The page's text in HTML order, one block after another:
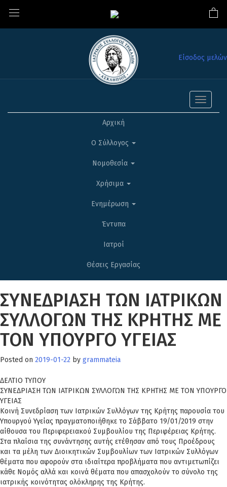
Είσοδος μελών
Toggle
Αρχική
Ο Σύλλογος
Νομοθεσία
Χρήσιμα
Ενημέρωση
Έντυπα
Ιατροί
Θέσεις Εργασίας
ΣΥΝΕΔΡΙΑΣΗ ΤΩΝ ΙΑΤΡΙΚΩΝ
ΣΥΛΛΟΓΩΝ ΤΗΣ ΚΡΗΤΗΣ ΜΕ
ΤΟΝ ΥΠΟΥΡΓΟ ΥΓΕΙΑΣ
Posted on 2019-01-22 by grammateia
ΔΕΛΤΙΟ ΤΥΠΟΥ
ΣΥΝΕΔΡΙΑΣΗ ΤΩΝ ΙΑΤΡΙΚΩΝ ΣΥΛΛΟΓΩΝ ΤΗΣ ΚΡΗΤΗΣ ΜΕ ΤΟΝ ΥΠΟΥΡΓΟ
ΥΓΕΙΑΣ
Κοινή Συνεδρίαση των Ιατρικών Συλλόγων της Κρήτης παρουσία του
Υπουργού Υγείας πραγματοποιήθηκε το Σάββατο 19/01/2019 στην
αίθουσα του Περιφερειακού Συμβουλίου της Περιφέρειας Κρήτης.
Στα πλαίσια της συνάντησης αυτής ετέθησαν από τους Προέδρους
και τα μέλη των Διοικητικών Συμβουλίων των Ιατρικών Συλλόγων
θέματα που αφορούν στα ιδιαίτερα προβλήματα που αντιμετωπίζει
κάθε Νομός αλλά και κοινά θέματα που απασχολούν το σύνολο της
ιατρικής κοινότητας ολόκληρης της Κρήτης.